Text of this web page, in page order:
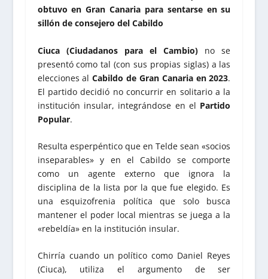
obtuvo en Gran Canaria para sentarse en su
sillón de consejero del Cabildo
Ciuca (Ciudadanos para el Cambio) no se
presentó como tal (con sus propias siglas) a las
elecciones alCabildo de Gran Canaria en 2023.
El partido decidió no concurrir en solitario a la
institución insular, integrándose en el Partido
Popular.
Resulta esperpéntico que en Telde sean «socios
inseparables» y en el Cabildo se comporte
como un agente externo que ignora la
disciplina de la lista por la que fue elegido. Es
una esquizofrenia política que solo busca
mantener el poder local mientras se juega a la
«rebeldía» en la institución insular.
Chirría cuando un político como Daniel Reyes
(Ciuca), utiliza el argumento de ser